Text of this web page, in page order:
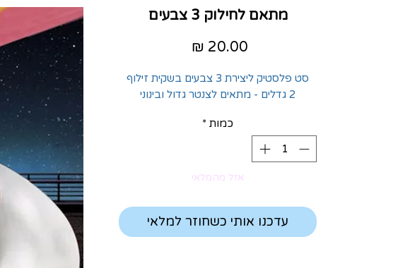
מתאם לחילוק 3 צבעים
סט פלסטיק ליצירת 3 צבעים בשקית זילוף
2 גדלים - מתאים לצנטר גדול ובינוני
כמות *
אזל מהמלאי
עדכנו אותי כשחוזר למלאי